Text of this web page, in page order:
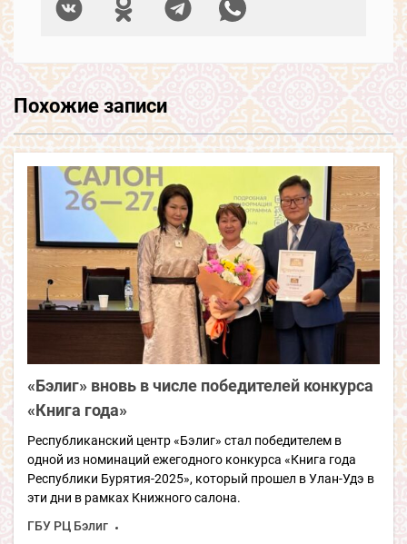
Похожие записи
«Бэлиг» вновь в числе победителей конкурса
«Книга года»
Республиканский центр «Бэлиг» стал победителем в
одной из номинаций ежегодного конкурса «Книга года
Республики Бурятия-2025», который прошел в Улан-Удэ в
эти дни в рамках Книжного салона.
ГБУ РЦ Бэлиг